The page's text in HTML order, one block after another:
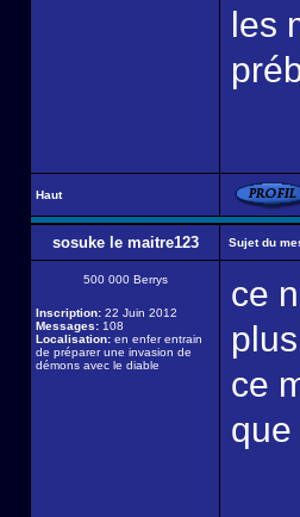
les
Haut
sosuke le maitre123 Sujet du
500 000 Berrys
Inscription: 22 Juin 2012
Messages: 108
Localisation: en enfer entrain
de préparer une invasion de
démons avec le diable
ce
ce